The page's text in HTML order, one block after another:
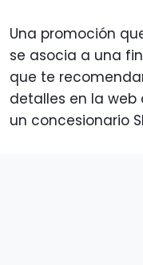
Una promoción
se asocia a una
que te
detalles en la
un concesionario